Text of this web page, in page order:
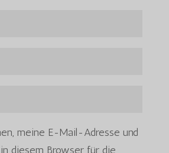
meine E-Mail-Adresse und
diesem Browser für die